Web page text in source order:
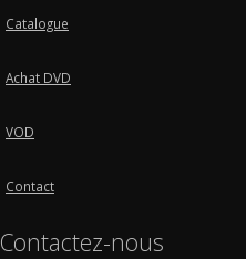
Catalogue
Achat DVD
VOD
Contact
Contactez-nous